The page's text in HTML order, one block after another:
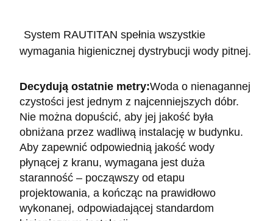
System RAUTITAN spełnia wszystkie
wymagania higienicznej dystrybucji wody pitnej.
Decydują ostatnie metry:Woda o nienagannej
czystości jest jednym z najcenniejszych dóbr.
Nie można dopuścić, aby jej jakość była
obniżana przez wadliwą instalację w budynku.
Aby zapewnić odpowiednią jakość wody
płynącej z kranu, wymagana jest duża
staranność – począwszy od etapu
projektowania, a kończąc na prawidłowo
wykonanej, odpowiadającej standardom